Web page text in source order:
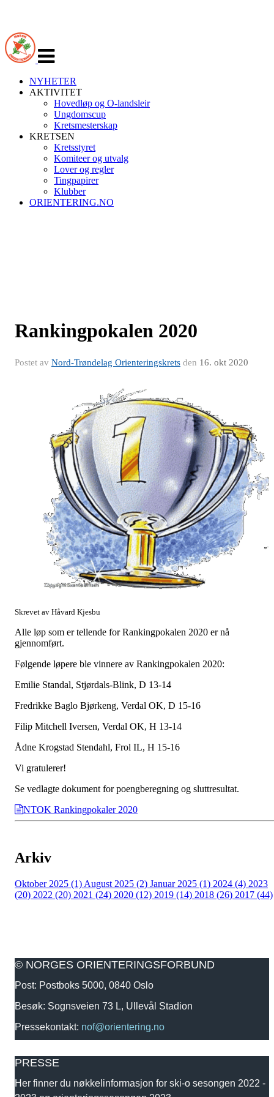
navigasjon
NYHETER
AKTIVITET
Hovedløp og O-landsleir
Ungdomscup
Kretsmesterskap
KRETSEN
Kretsstyret
Komiteer og utvalg
Lover og regler
Tingpapirer
Klubber
ORIENTERING.NO
Rankingpokalen 2020
Postet av Nord-Trøndelag Orienteringskrets den 16. okt 2020
Skrevet av Håvard Kjesbu
Alle løp som er tellende for Rankingpokalen 2020 er nå
gjennomført.
Følgende løpere ble vinnere av Rankingpokalen 2020:
Emilie Standal, Stjørdals-Blink, D 13-14
Fredrikke Baglo Bjørkeng, Verdal OK, D 15-16
Filip Mitchell Iversen, Verdal OK, H 13-14
Ådne Krogstad Stendahl, Frol IL, H 15-16
Vi gratulerer!
Se vedlagte dokument for poengberegning og sluttresultat.
NTOK Rankingpokaler 2020
Arkiv
Oktober 2025 (1) August 2025 (2) Januar 2025 (1) 2024 (4) 2023
(20) 2022 (20) 2021 (24) 2020 (12) 2019 (14) 2018 (26) 2017 (44)
© NORGES ORIENTERINGSFORBUND
Post: Postboks 5000, 0840 Oslo
Besøk: Sognsveien 73 L, Ullevål Stadion
Pressekontakt: nof@orientering.no
PRESSE
Her finner du nøkkelinformasjon for ski-o sesongen 2022 -